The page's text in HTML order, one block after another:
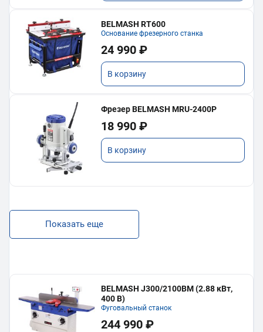
BELMASH RT600
Основание фрезерного станка
24 990 ₽
В корзину
Фрезер BELMASH MRU-2400P
18 990 ₽
В корзину
Показать еще
BELMASH J300/2100ВМ (2.88 кВт,
400 В)
Фуговальный станок
244 990 ₽